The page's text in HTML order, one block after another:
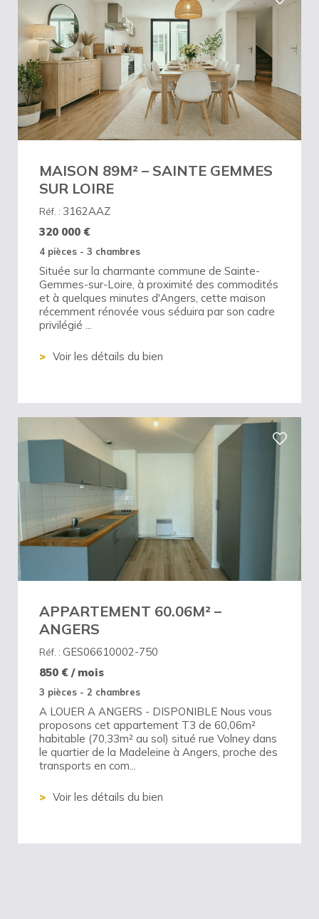
MAISON 89M² – SAINTE GEMMES
SUR LOIRE
Réf. : 3162AAZ
320 000 €
4 pièces - 3 chambres
Située sur la charmante commune de Sainte-
Gemmes-sur-Loire, à proximité des commodités
et à quelques minutes d'Angers, cette maison
récemment rénovée vous séduira par son cadre
privilégié ...
Voir les détails du bien
APPARTEMENT 60.06M² –
ANGERS
Réf. : GES06610002-750
850 € / mois
3 pièces - 2 chambres
A LOUER A ANGERS - DISPONIBLE Nous vous
proposons cet appartement T3 de 60,06m²
habitable (70,33m² au sol) situé rue Volney dans
le quartier de la Madeleine à Angers, proche des
transports en com...
Voir les détails du bien